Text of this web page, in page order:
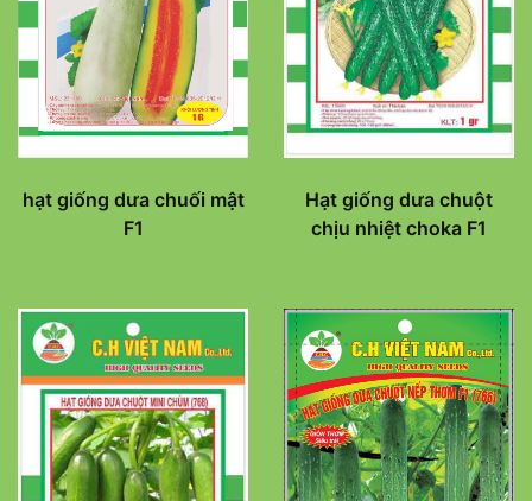
hạt giống dưa chuối mật
F1
Hạt giống dưa chuột
chịu nhiệt choka F1